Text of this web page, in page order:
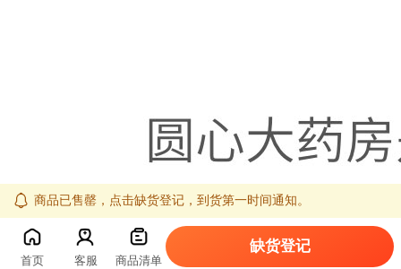
商品已售罄，点击缺货登记，到货第一时间通知。
首页 客服 商品清单
缺货登记